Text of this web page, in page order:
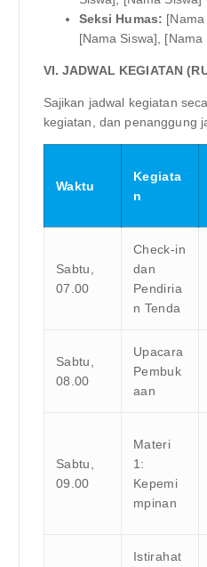
Seksi Humas: [Nama
[Nama Siswa], [Nama
VI. JADWAL KEGIATAN
Sajikan jadwal kegiatan
kegiatan, dan penanggung
Waktu
Kegiata
n
Sabtu,
07.00
Check-in
dan
Pendiria
n Tenda
Sabtu,
08.00
Upacara
Pembuk
aan
Sabtu,
09.00
Materi
1:
Kepemi
mpinan
Istirahat